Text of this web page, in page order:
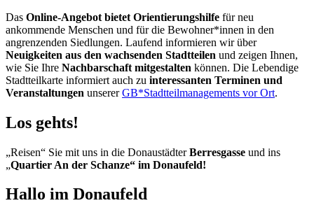
Das Online-Angebot bietet Orientierungshilfe für neu
ankommende Menschen und für die Bewohner*innen in den
angrenzenden Siedlungen. Laufend informieren wir über
Neuigkeiten aus den wachsenden Stadtteilen und zeigen Ihnen,
wie Sie Ihre Nachbarschaft mitgestalten können. Die Lebendige
Stadtteilkarte informiert auch zu interessanten Terminen und
Veranstaltungen unsererGB*Stadtteilmanagements vor Ort.
Los gehts!
„Reisen“ Sie mit uns in die DonaustädterBerresgasse und ins
„Quartier An der Schanze“ im Donaufeld!
Hallo im Donaufeld